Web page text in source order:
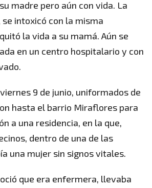
madre pero aún con vida. La
intoxicó con la misma
la vida a su mamá. Aún se
en un centro hospitalario y con
9 de junio, uniformados de
hasta el barrio Miraflores para
a una residencia, en la que,
dentro de una de las
una mujer sin signos vitales.
que era enfermera, llevaba